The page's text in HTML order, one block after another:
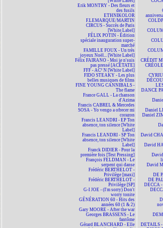
Erik MONTRY - Des fleurs et
des fusils
ETHNIKOLOR
F.LEMARQUE/MARTIN
CIRCUS - Succès de Paris
[White Label]
FÉLIX POTIN - Édition
spéciale inauguration super-
marché
FAMILLE FOUX - Un très
joyeux Noël... [White Label]
Félix FAIRANO - Moi je n'suis
pas pressé [ACÉTATE]
FFF - AC² N [White Label]
FIDO STEAKY - Les plus
belles musiques de films
FINE YOUNG CANNIBALS -
The flame
France GALL - La chanson
d'Azima
Francis CABREL & Mercedes
SOSA - Yo vengo a ofrecer mi
corazon
Francis LEANDRI - EP Ton
absence, ton silence [White
Label]
Francis LEANDRI - SP Ton
absence, ton silence [White
Label]
Franck DIDIER - Pour la
première fois [Test Pressing]
François FELDMAN - Le
serpent qui danse
Frédéric BERTHELOT -
Privilège [maxi]
Frédéric BERTHELOT -
Privilège [SP]
G-I JOE - (I'm sorry) Don't
worry tonite
GÉNÉRATION 60 - Hits des
années 60 (1 & 2)
Gary MOORE - After the war
Georges BRASSENS - Le
fantôme
Gérard BLANCHARD - Elle
CRÉDIT
DANCE
Daniel
Daniel
David
David
David
DE
DE
DECCA
DETAILS -